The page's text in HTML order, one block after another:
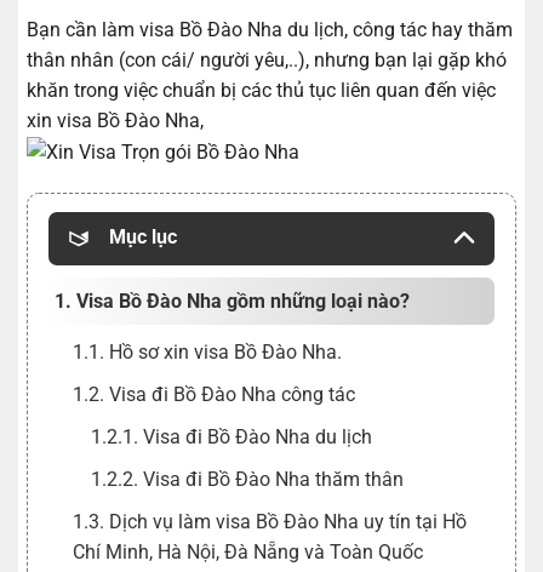
Bạn cần làm visa Bồ Đào Nha du lịch, công tác hay thăm
thân nhân (con cái/ người yêu,..), nhưng bạn lại gặp khó
khăn trong việc chuẩn bị các thủ tục liên quan đến việc
xin visa Bồ Đào Nha,
Mục lục
1. Visa Bồ Đào Nha gồm những loại nào?
1.1. Hồ sơ xin visa Bồ Đào Nha.
1.2. Visa đi Bồ Đào Nha công tác
1.2.1. Visa đi Bồ Đào Nha du lịch
1.2.2. Visa đi Bồ Đào Nha thăm thân
1.3. Dịch vụ làm visa Bồ Đào Nha uy tín tại Hồ
Chí Minh, Hà Nội, Đà Nẵng và Toàn Quốc